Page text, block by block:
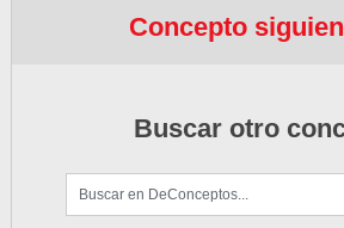
Concepto
Buscar otro